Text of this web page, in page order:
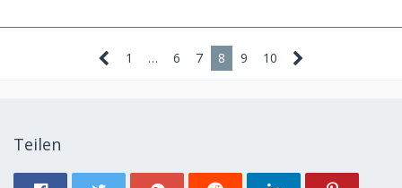
1 … 6 7 8 9 10
Teilen